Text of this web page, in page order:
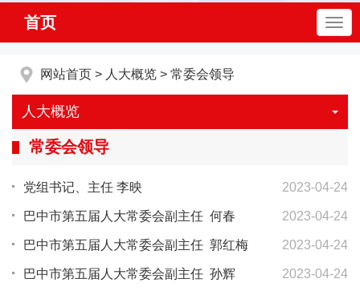
首页
网站首页 > 人大概览 > 常委会领导
人大概览
常委会领导
2023-04-24
党组书记、主任 李映
2023-04-24
巴中市第五届人大常委会副主任 何春
2023-04-24
巴中市第五届人大常委会副主任 郭红梅
2023-04-24
巴中市第五届人大常委会副主任 孙辉